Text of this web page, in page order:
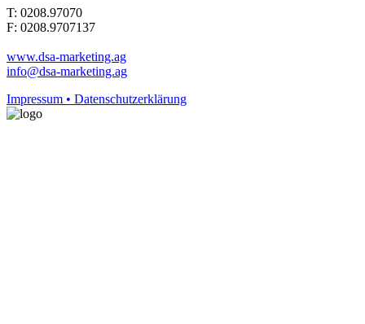
T: 0208.97070
F: 0208.9707137
www.dsa-marketing.ag
info@dsa-marketing.ag
Impressum • Datenschutzerklärung